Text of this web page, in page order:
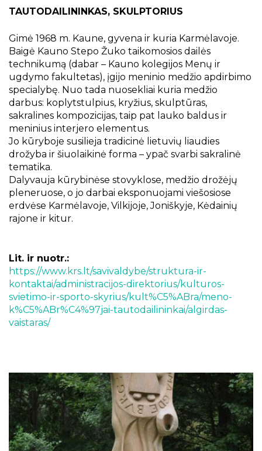
Kraštotyrinės virtualios parodos
Piligrimų keliai Kauno rajone
TAUTODAILININKAS, SKULPTORIUS
Gimė 1968 m. Kaune, gyvena ir kuria Karmėlavoje.
Baigė Kauno Stepo Žuko taikomosios dailės
technikumą (dabar – Kauno kolegijos Menų ir
ugdymo fakultetas), įgijo meninio medžio apdirbimo
specialybę. Nuo tada nuosekliai kuria medžio
darbus: koplytstulpius, kryžius, skulptūras,
sakralines kompozicijas, taip pat lauko baldus ir
meninius interjero elementus.
Jo kūryboje susilieja tradicinė lietuvių liaudies
drožyba ir šiuolaikinė forma – ypač svarbi sakralinė
tematika.
Dalyvauja kūrybinėse stovyklose, medžio drožėjų
pleneruose, o jo darbai eksponuojami viešosiose
erdvėse Karmėlavoje, Vilkijoje, Joniškyje, Kėdainių
rajone ir kitur.
Lit. ir nuotr.:
https://www.krs.lt/savivaldybe/struktura-ir-
kontaktai/administracijos-direktorius/kulturos-
svietimo-ir-sporto-skyrius/kult%C5%ABra/meno-
k%C5%ABr%C4%97jai-tautodailininkai/algirdas-
vaistaras/